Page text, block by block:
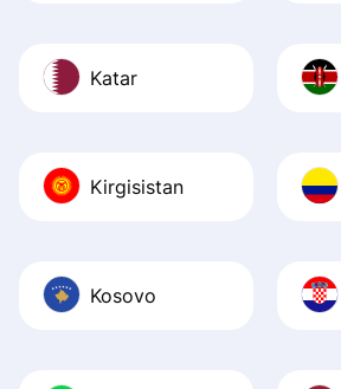
Katar
Kirgisistan
Kosovo